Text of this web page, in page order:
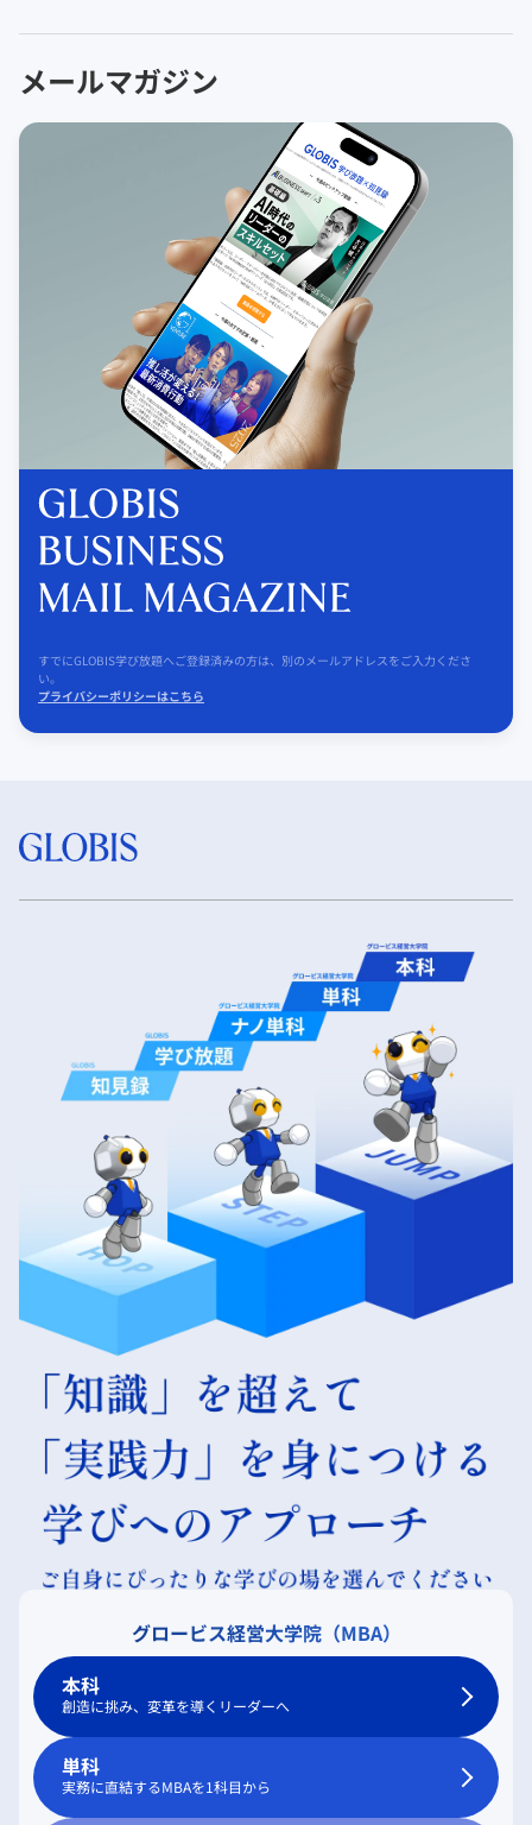
メールマガジン
すでにGLOBIS学び放題へご登録済みの方は、別のメールアドレスをご入力くださ
い。
プライバシーポリシーはこちら
グロービス経営大学院（MBA）
本科
創造に挑み、変革を導くリーダーへ
単科
実務に直結するMBAを1科目から